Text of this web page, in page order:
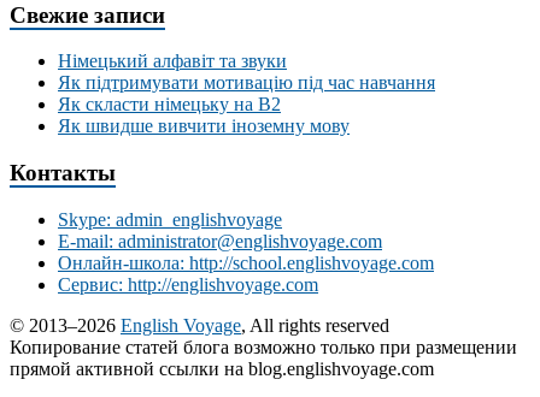
Свежие записи
Німецький алфавіт та звуки
Як підтримувати мотивацію під час навчання
Як скласти німецьку на В2
Як швидше вивчити іноземну мову
Контакты
Skype: admin_englishvoyage
E-mail: administrator@englishvoyage.com
Онлайн-школа: http://school.englishvoyage.com
Сервис: http://englishvoyage.com
© 2013–2026 English Voyage, All rights reserved
Копирование статей блога возможно только при размещении
прямой активной ссылки на blog.englishvoyage.com